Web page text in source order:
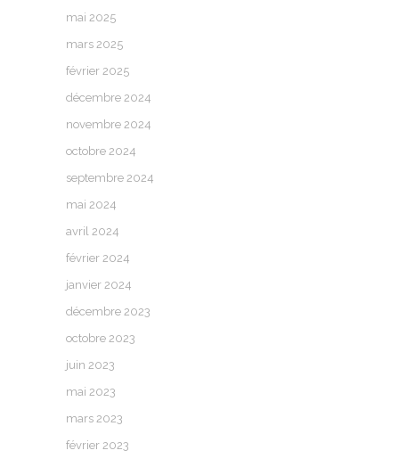
mai 2025
mars 2025
février 2025
décembre 2024
novembre 2024
octobre 2024
septembre 2024
mai 2024
avril 2024
février 2024
janvier 2024
décembre 2023
octobre 2023
juin 2023
mai 2023
mars 2023
février 2023